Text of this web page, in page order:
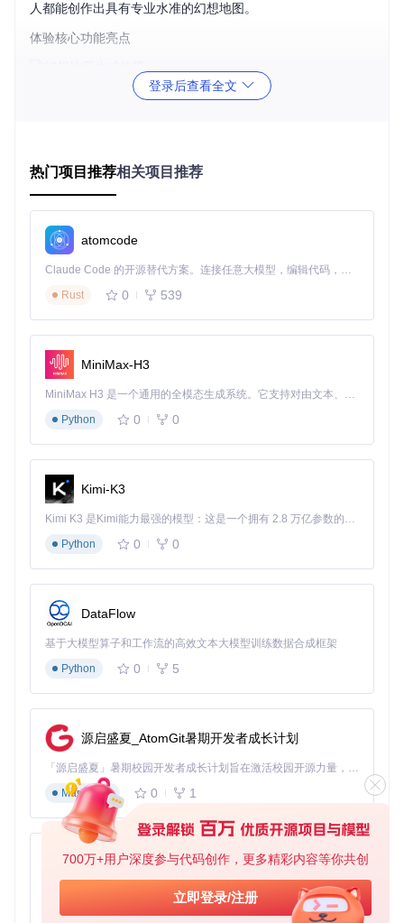
700万+用户深度参与代码创作，更多精彩内容等你共创
立即登录/注册
人都能创作出具有专业水准的幻想地图。
体验核心功能亮点
这款工具的核心优势在于其智能化的地形生成逻辑。系统能够
地图元素库是另一个亮点，包含了从自然景观到人文建筑的丰
富资源。河流、湖泊、森林、山脉等自然元素，以及城堡、城
镇、道路等人文元素，都可以通过直观的操作添加到地图中，
轻松构建完整的幻想世界。
探索多元应用场景
扮演游戏创建详细的游戏地图，教育工作者则可以用它来制作
教学用的虚拟地理模型。无论是需要快速生成草图，还是精细
设计每一个细节，这款工具都能满足不同用户的需求。
为有用。用户可以即时看到修改效果，快速调整参数，大大提
高创作效率。
深度挖掘高级功能
一系列高级特性。3D地图可视化功能（modules/ui/3d.js）让
用户可以将二维地图转换为立体景观，更直观地展示地形起
伏。军事系统模拟模块（modules/military-generator.js）能够
创建完整的军事体系，包括军团部署和防御工事，为战略类游
戏设计提供有力支持。
文化和宗教生成系统则为幻想世界增添了更多深度。用户可以
定义不同区域的文化特征和宗教信仰，系统会自动生成相应的
符号和分布，使整个世界更加真实可信。
实践操作指南
要开始使用Fantasy-Map-Generator，只需按照以下步骤操
作：
克隆项目仓库：
git clone https://gitcode.com/gh
_mirrors/fa/Fantasy-Map-Generator
进入项目目录，启动本地服务器
在浏览器中打开应用，开始地图创作
注意事项：
确保你的系统已安装Node.js环境
首次运行可能需要安装依赖包
登录后查看全文
热门项目推荐相关项目推荐
atomcode
Claude Code 的开源替代方案。连接任意大模型，编辑代码，运行命令，自动验证 — 全自动执行。用 Rust 构建，极致性能。 ｜ An open-source alternative to Claude Code. Connect any LLM, edit code, run commands, and verify changes — autonomously. Built in Rust for speed. Get Started
Rust
0 539
MiniMax-H3
MiniMax H3 是一个通用的全模态生成系统。它支持对由文本、图像、视频和音频组成的多模态上下文进行统一理解，并能生成分辨率高达 2K、时长可达 15 秒的带原生立体声音频的视频。得益于面向任务泛化的系统设计，H3 在预训练阶段就已具备广泛的多模态上下文理解与生成能力，能够出色地执行复杂的多模态指令。
Python
0 0
Kimi-K3
Kimi K3 是Kimi能力最强的模型：这是一个拥有 2.8 万亿参数的混合专家（MoE）模型，具备原生视觉理解能力，并支持 100 万 token 的上下文窗口。
Python
0 0
DataFlow
基于大模型算子和工作流的高效文本大模型训练数据合成框架
Python
0 5
源启盛夏_AtomGit暑期开发者成长计划
「源启盛夏」暑期校园开发者成长计划旨在激活校园开源力量，通过积分激励、认证扶持、资源倾斜等形式，引导高校组织和开发者完成「入驻 — 建项目 — 做贡献 — 获认证 — 得资源」的完整闭环。无论你是想带领社团入驻平台的组织者，还是希望用代码贡献证明自己的开发者，都能在这里找到属于你的成长路径。
Markdown
0 1
py-xiaozhi
基于Python的Xiaozhi AI，适用于想要完整Xiaozhi体验而无需拥有专用硬件的用户。
Python
0 1